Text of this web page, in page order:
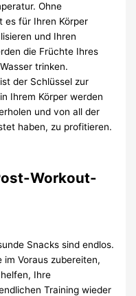
Ohne
es für Ihren Körper
und Ihren
die Früchte Ihres
trinken.
der Schlüssel zur
Ihrem Körper werden
und von all der
haben, zu profitieren.
Workout-
Snacks sind endlos.
Voraus zubereiten,
Ihre
Training wieder